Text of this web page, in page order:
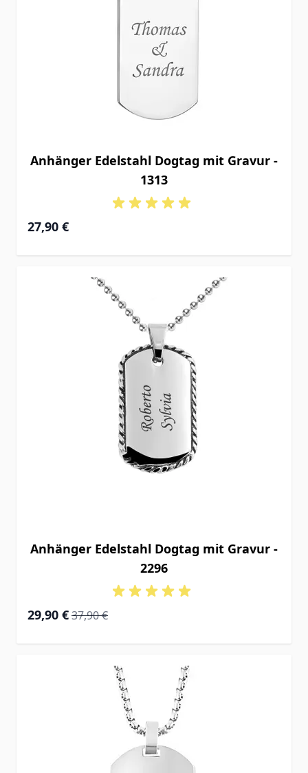
Anhänger Edelstahl Dogtag mit Gravur -
1313
27,90 €
Anhänger Edelstahl Dogtag mit Gravur -
2296
Special Price
29,90 € Regular Price
37,90 €